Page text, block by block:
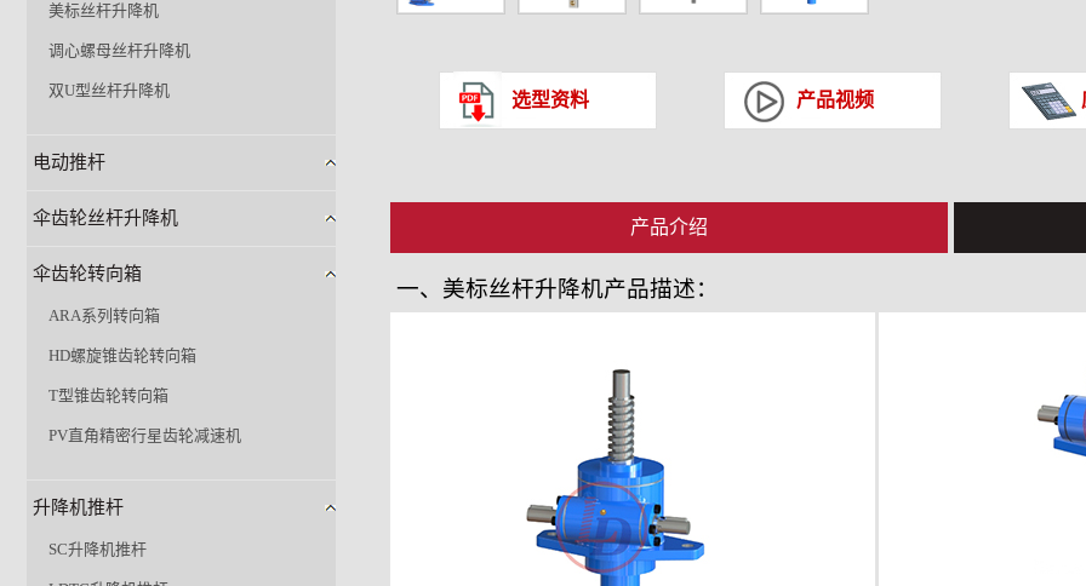
选型资料 产品视频
产品介绍
一、美标丝杆升降机产品描述：
美标丝杆升降机
调心螺母丝杆升降机
双U型丝杆升降机
电动推杆
伞齿轮丝杆升降机
伞齿轮转向箱
ARA系列转向箱
HD螺旋锥齿轮转向箱
T型锥齿轮转向箱
PV直角精密行星齿轮减速机
升降机推杆
SC升降机推杆